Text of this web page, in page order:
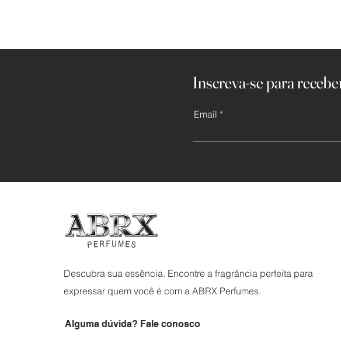
Inscreva-se para
Email
Descubra sua essência. Encontre a fragrância perfeita para
expressar quem você é com a ABRX Perfumes.
Alguma dúvida? Fale conosco